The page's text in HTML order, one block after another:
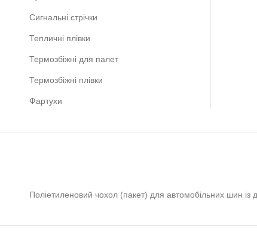
Сигнальні стрічки
Тепличні плівки
Термозбіжні для палет
Термозбіжні плівки
Фартухи
Поліетиленовий чохол (пакет) для автомобільних шин із